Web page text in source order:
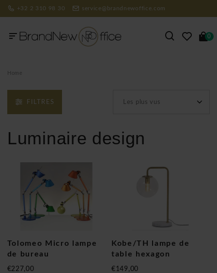
+32 2 310 98 30 service@brandnewoffice.com
0
Home
FILTRES Les plus vus
Luminaire design
Tolomeo Micro lampe
de bureau
€227,00
Kobe/TH lampe de
table hexagon
€149,00